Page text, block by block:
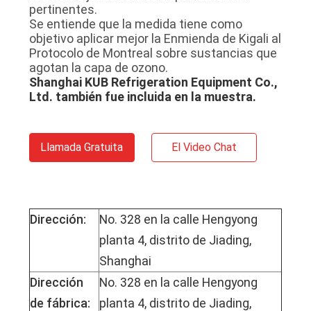
POLÍTICA
PRIVACIDAD
pertinentes.
Se entiende que la medida tiene como
objetivo aplicar mejor la Enmienda de Kigali al
Protocolo de Montreal sobre sustancias que
agotan la capa de ozono.
Shanghai KUB Refrigeration Equipment Co.,
Ltd. también fue incluida en la muestra.
Llamada Gratuita El Video Chat
Dirección:
No. 328 en la calle Hengyong
planta 4, distrito de Jiading,
Shanghai
Dirección
de fábrica:
No. 328 en la calle Hengyong
planta 4, distrito de Jiading,